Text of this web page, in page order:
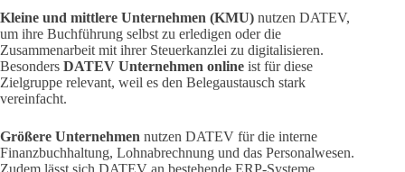
Kleine und mittlere Unternehmen (KMU) nutzen DATEV,
um ihre Buchführung selbst zu erledigen oder die
Zusammenarbeit mit ihrer Steuerkanzlei zu digitalisieren.
Besonders DATEV Unternehmen online ist für diese
Zielgruppe relevant, weil es den Belegaustausch stark
vereinfacht.
Größere Unternehmen nutzen DATEV für die interne
Finanzbuchhaltung, Lohnabrechnung und das Personalwesen.
Zudem lässt sich DATEV an bestehende ERP-Systeme